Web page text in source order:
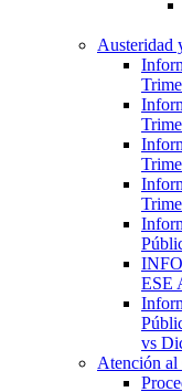
Austeridad
ESE
vs
Atención al